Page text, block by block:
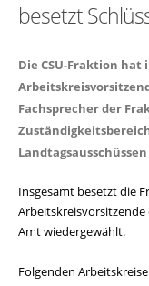
besetzt
Die CSU-Fraktion
Fachsprecher der
Insgesamt besetzt die
Amt wiedergewählt.
Folgenden